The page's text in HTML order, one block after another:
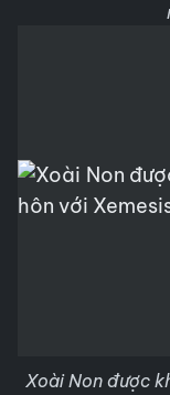
Xoài Non được